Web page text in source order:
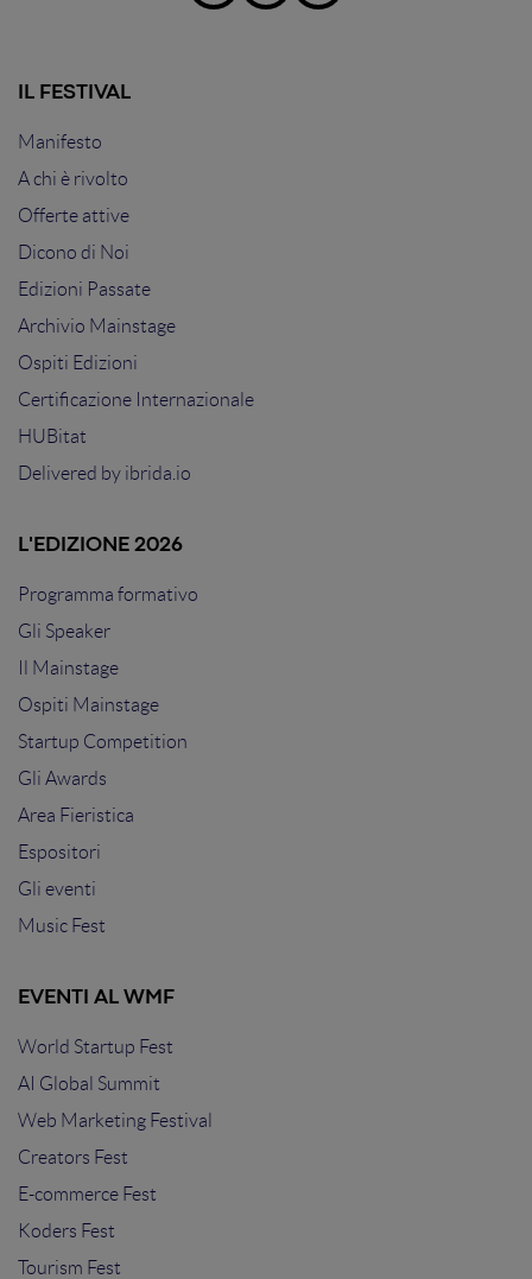
IL FESTIVAL
Manifesto
A chi è rivolto
Offerte attive
Dicono di Noi
Edizioni Passate
Archivio Mainstage
Ospiti Edizioni
Certificazione Internazionale
HUBitat
Delivered by ibrida.io
L'EDIZIONE 2026
Programma formativo
Gli Speaker
Il Mainstage
Ospiti Mainstage
Startup Competition
Gli Awards
Area Fieristica
Espositori
Gli eventi
Music Fest
EVENTI AL WMF
World Startup Fest
AI Global Summit
Web Marketing Festival
Creators Fest
E-commerce Fest
Koders Fest
Tourism Fest